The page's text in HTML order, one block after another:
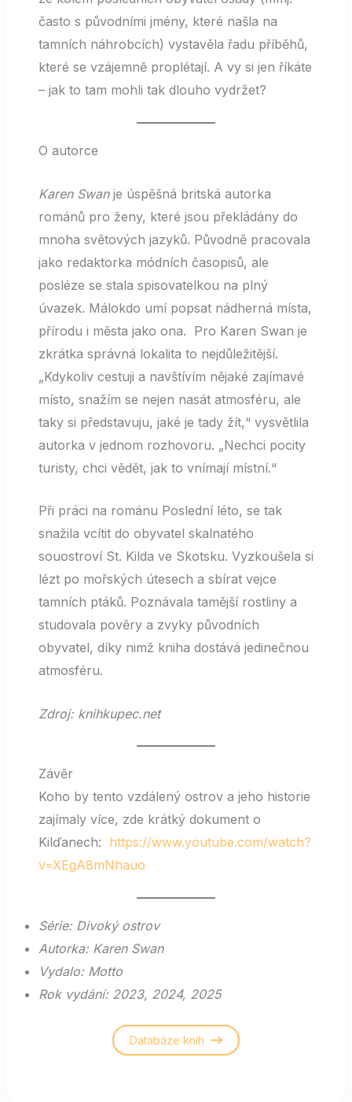
často s původními jmény, které našla na
tamních náhrobcích) vystavěla řadu příběhů,
které se vzájemně proplétají. A vy si jen říkáte
– jak to tam mohli tak dlouho vydržet?
O autorce
Karen Swan je úspěšná britská autorka
románů pro ženy, které jsou překládány do
mnoha světových jazyků. Původně pracovala
jako redaktorka módních časopisů, ale
posléze se stala spisovatelkou na plný
úvazek. Málokdo umí popsat nádherná místa,
přírodu i města jako ona. Pro Karen Swan je
zkrátka správná lokalita to nejdůležitější.
„Kdykoliv cestuji a navštívím nějaké zajímavé
místo, snažím se nejen nasát atmosféru, ale
taky si představuju, jaké je tady žít,“ vysvětlila
autorka v jednom rozhovoru. „Nechci pocity
turisty, chci vědět, jak to vnímají místní.“
Při práci na románu Poslední léto, se tak
snažila vcítit do obyvatel skalnatého
souostroví St. Kilda ve Skotsku. Vyzkoušela si
lézt po mořských útesech a sbírat vejce
tamních ptáků. Poznávala tamější rostliny a
studovala pověry a zvyky původních
obyvatel, díky nimž kniha dostává jedinečnou
atmosféru.
Zdroj: knihkupec.net
Závěr
Koho by tento vzdálený ostrov a jeho historie
zajímaly více, zde krátký dokument o
Kilďanech: https://www.youtube.com/watch?
v=XEgA8mNhauo
Série: Divoký ostrov
Autorka: Karen Swan
Vydalo: Motto
Rok vydání: 2023, 2024, 2025
Databáze knih